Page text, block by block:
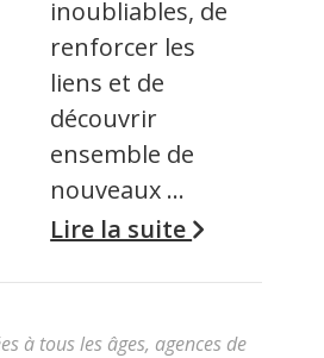
inoubliables, de
renforcer les
liens et de
découvrir
ensemble de
nouveaux …
Lire la suite
à tous les âges, agences de